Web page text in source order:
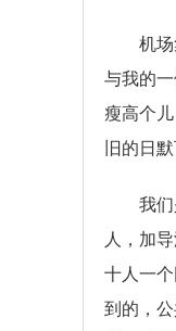
机场集
与我的
瘦高个
旧的日
我们是
人，加
十人一
到的，